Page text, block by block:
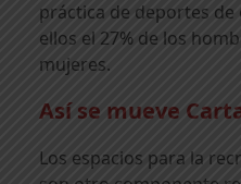
práctica de deportes
ellos el 27% de los
mujeres.
Así se mueve
Los espacios para la